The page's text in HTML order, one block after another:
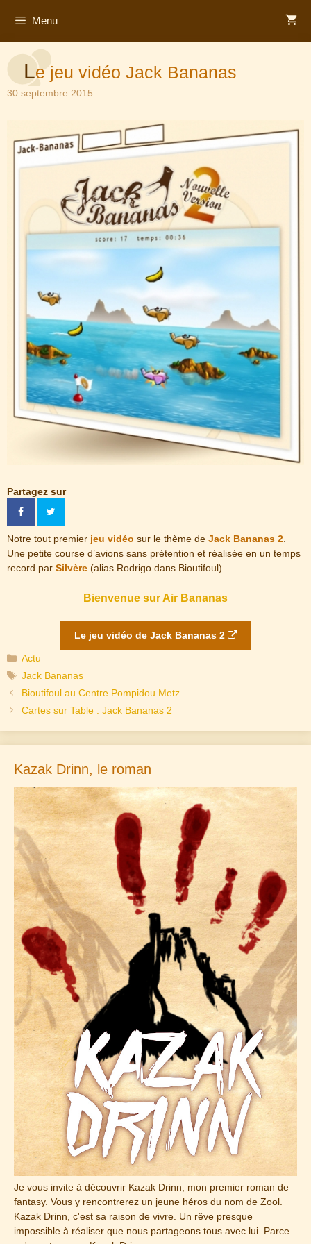
Menu
Le jeu vidéo Jack Bananas
30 septembre 2015
Partagez sur
Notre tout premier jeu vidéo sur le thème de Jack Bananas 2
Une petite course d’avions sans prétention et réalisée en un temps
record par Silvère (alias Rodrigo dans Bioutifoul).
Bienvenue sur Air Bananas
Le jeu vidéo de Jack Bananas 2
Catégories
Actu
Étiquettes
Jack Bananas
Navigation
des
Bioutifoul au Centre Pompidou Metz
Cartes sur Table : Jack Bananas 2
Kazak Drinn, le roman
Je vous invite à découvrir Kazak Drinn, mon premier roman de
fantasy. Vous y rencontrerez un jeune héros du nom de Zool.
Kazak Drinn, c'est sa raison de vivre. Un rêve presque
impossible à réaliser que nous partageons tous avec lui. Parce